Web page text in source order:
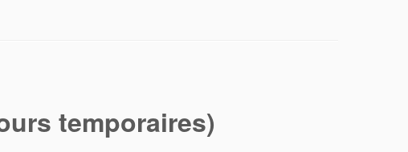
temporaires)